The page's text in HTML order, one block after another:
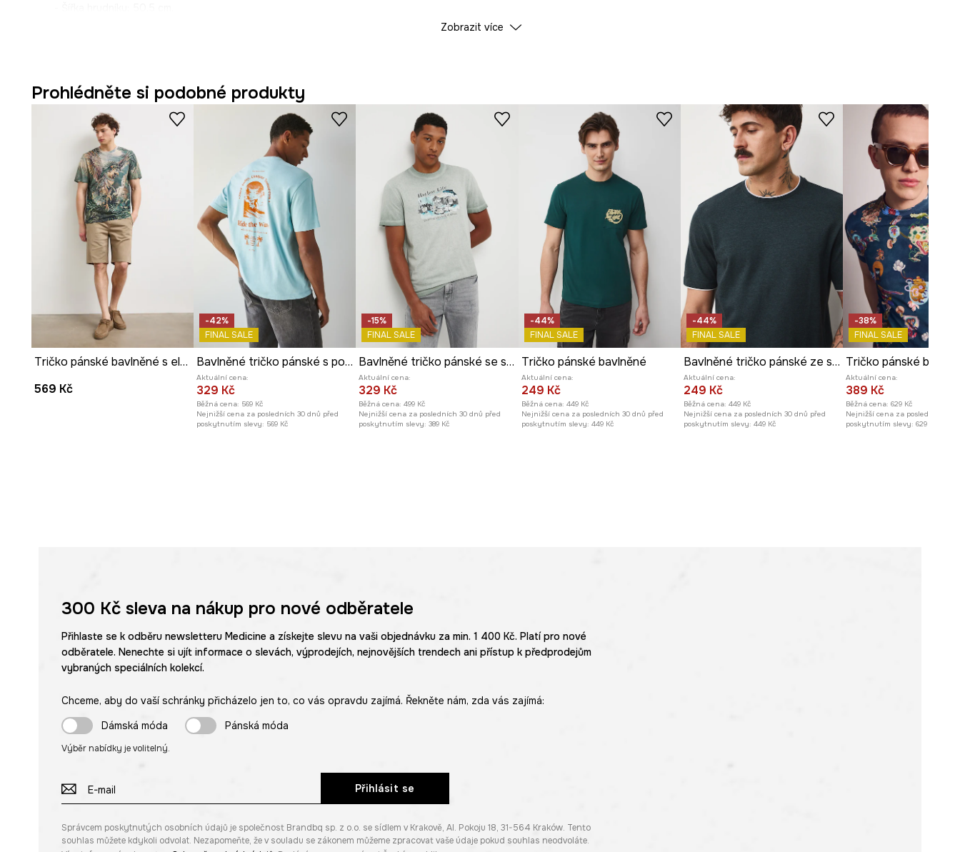
Zobrazit více
Prohlédněte si podobné produkty
Tričko pánské bavlněné s elastanem se zvířecím vzorem
569 Kč
-42%
FINAL SALE
Bavlněné tričko pánské s potiskem
Aktuální cena:
329 Kč
Běžná cena: 569 Kč
Nejnižší cena za posledních 30 dnů před
poskytnutím slevy: 569 Kč
-15%
FINAL SALE
Bavlněné tričko pánské se sepraným efektem
Aktuální cena:
329 Kč
Běžná cena: 499 Kč
Nejnižší cena za posledních 30 dnů před
poskytnutím slevy: 389 Kč
-44%
FINAL SALE
Tričko pánské bavlněné
Aktuální cena:
249 Kč
Běžná cena: 449 Kč
Nejnižší cena za posledních 30 dnů před
poskytnutím slevy: 449 Kč
-44%
FINAL SALE
Bavlněné tričko pánské ze strukturovaného úpletu s elastanem
Aktuální cena:
249 Kč
Běžná cena: 449 Kč
Nejnižší cena za posledních 30 dnů před
poskytnutím slevy: 449 Kč
-38%
FINAL SALE
Aktuální cena:
389 Kč
Běžná cena: 629 Kč
Nejnižší cena za posledních 30
poskytnutím slevy: 629 Kč
300 Kčsleva na nákup pro nové odběratele
Přihlaste se k odběru newsletteru Medicine a získejte slevu na vaši objednávku za min. 1 400 Kč. Platí pro nové
odběratele. Nenechte si ujít informace o slevách, výprodejích, nejnovějších trendech ani přístup k předprodejům
vybraných speciálních kolekcí.
Chceme, aby do vaší schránky přicházelo jen to, co vás opravdu zajímá. Řekněte nám, zda vás zajímá:
Dámská móda
Pánská móda
Výběr nabídky je volitelný.
Přihlásit se
Správcem poskytnutých osobních údajů je společnost Brandbq sp. z o.o. se sídlem v Krakově, Al. Pokoju 18, 31-564 Kraków. Tento
souhlas můžete kdykoli odvolat. Nezapomeňte, že v souladu se zákonem můžeme zpracovat vaše údaje pokud souhlas neodvoláte.